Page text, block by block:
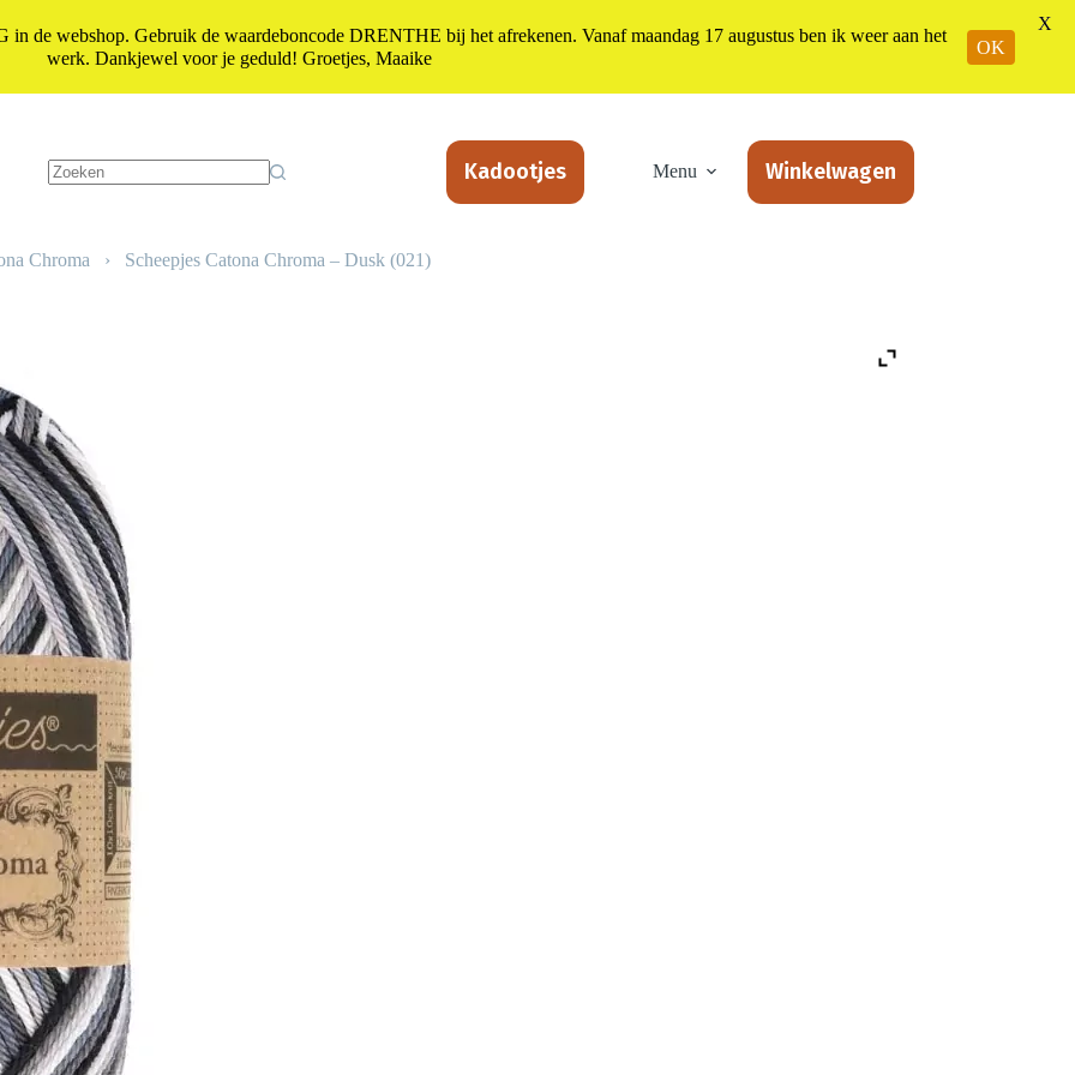
Kadootjes Menu Winkelwagen
Chroma › Scheepjes Catona Chroma – Dusk (021)
webshop. Gebruik de waardeboncode DRENTHE bij het afrekenen. Vanaf maandag 17 augustus ben ik weer aan het
werk. Dankjewel voor je geduld! Groetjes, Maaike
OK
X